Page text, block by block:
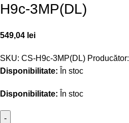
H9c-3MP(DL)
549,04 lei
SKU: CS-H9c-3MP(DL) Producător:
Disponibilitate: În stoc
Disponibilitate: În stoc